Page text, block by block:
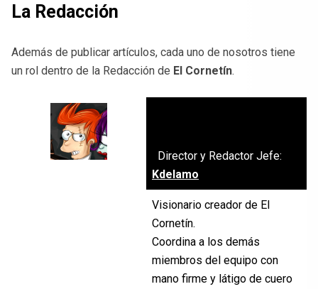
La Redacción
Además de publicar artículos, cada uno de nosotros tiene
un rol dentro de la Redacción de El Cornetín.
Director y Redactor Jefe:
Kdelamo
Visionario creador de El
Cornetín.
Coordina a los demás
miembros del equipo con
mano firme y látigo de cuero